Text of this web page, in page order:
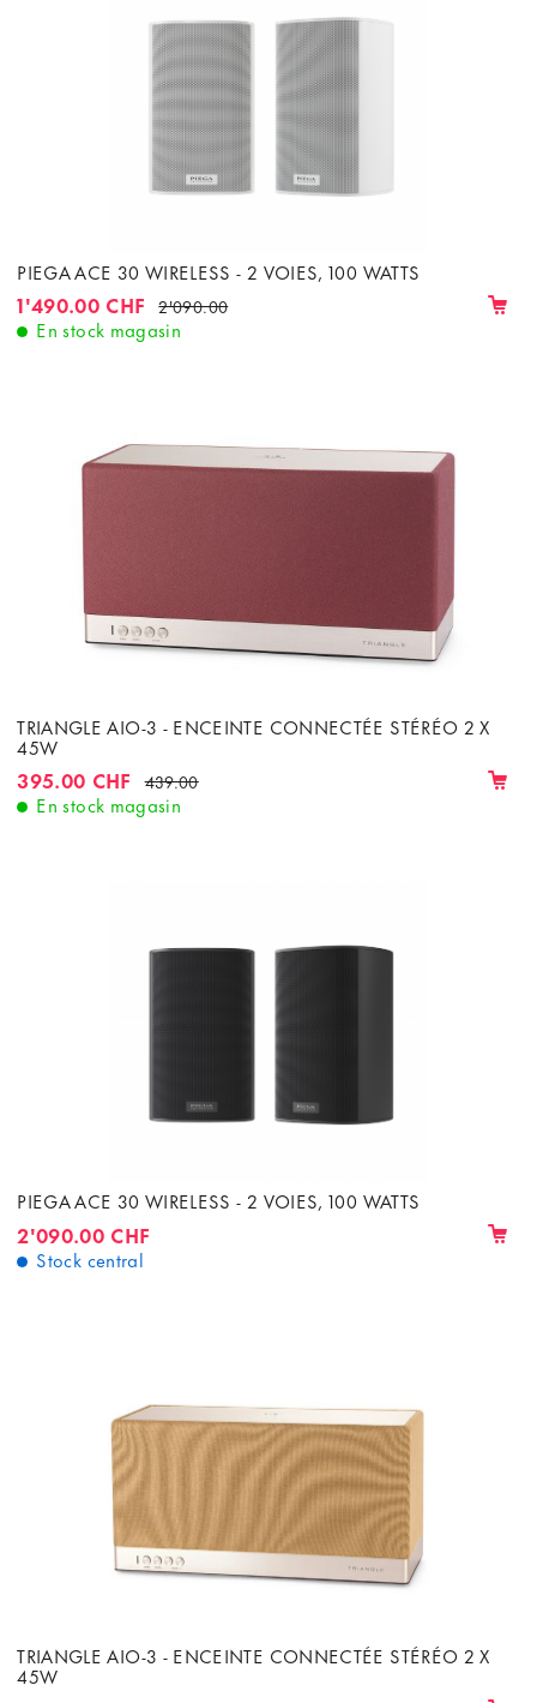
PIEGA ACE 30 WIRELESS - 2 VOIES, 100 WATTS
1'490.00 CHF 2'090.00
En stock magasin
TRIANGLE AIO-3 - ENCEINTE CONNECTÉE STÉRÉO 2 X
45W
395.00 CHF 439.00
En stock magasin
PIEGA ACE 30 WIRELESS - 2 VOIES, 100 WATTS
2'090.00 CHF
Stock central
TRIANGLE AIO-3 - ENCEINTE CONNECTÉE STÉRÉO 2 X
45W